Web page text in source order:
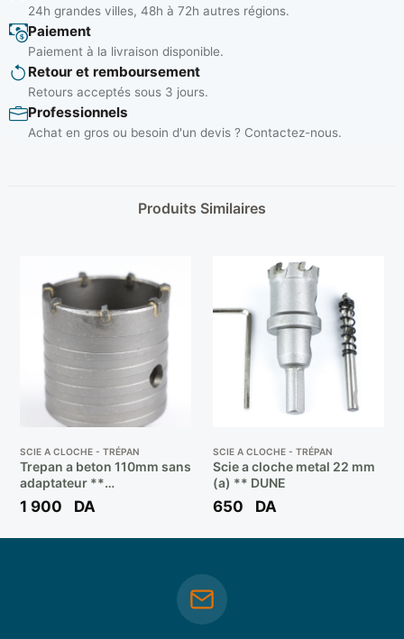
24h grandes villes, 48h à 72h autres régions.
Paiement
Paiement à la livraison disponible.
Retour et remboursement
Retours acceptés sous 3 jours.
Professionnels
Achat en gros ou besoin d'un devis ? Contactez-nous.
Produits Similaires
SCIE A CLOCHE - TRÉPAN
Trepan a beton 110mm sans
adaptateur **
BOOCHNA/ZHWEI
1 900 DA
SCIE A CLOCHE - TRÉPAN
Scie a cloche metal 22 mm
(a) ** DUNE
650 DA